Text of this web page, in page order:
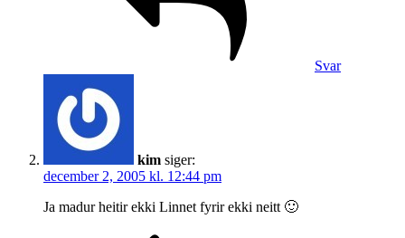
Svar
kim siger:
december 2, 2005 kl. 12:44 pm
Ja madur heitir ekki Linnet fyrir ekki neitt 🙂